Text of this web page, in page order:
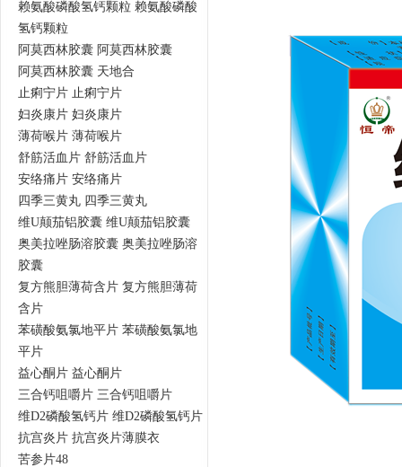
赖氨酸磷酸氢钙颗粒 赖氨酸磷酸
氢钙颗粒
阿莫西林胶囊 阿莫西林胶囊
阿莫西林胶囊 天地合
止痢宁片 止痢宁片
妇炎康片 妇炎康片
薄荷喉片 薄荷喉片
舒筋活血片 舒筋活血片
安络痛片 安络痛片
四季三黄丸 四季三黄丸
维U颠茄铝胶囊 维U颠茄铝胶囊
奥美拉唑肠溶胶囊 奥美拉唑肠溶
胶囊
复方熊胆薄荷含片 复方熊胆薄荷
含片
苯磺酸氨氯地平片 苯磺酸氨氯地
平片
益心酮片 益心酮片
三合钙咀嚼片 三合钙咀嚼片
维D2磷酸氢钙片 维D2磷酸氢钙片
抗宫炎片 抗宫炎片薄膜衣
苦参片48